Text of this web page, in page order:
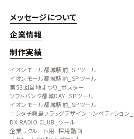
メッセージについて
企業情報
制作実績
イオンモール都城駅前_SPツール
イオンモール都城駅前_SPツール
第53回盆地まつり_ポスター
ソフトバンク都城DAY_SPツール
イオンモール都城駅前_SPツール
ニシタチ霧島フラッグデザインコンペティショ
DX RADIO CLUB_ツール
企業リクルート用_採用動画